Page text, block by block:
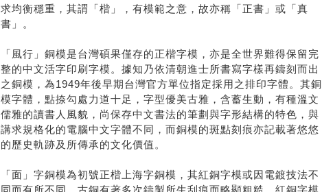
求均衡穩重，其謂「楷」，有模範之意，故亦稱「正書」或「真
書」。
「風行」銅模是台灣碩果僅存的正楷字模，亦是全世界難得保留完
整的中文活字印刷字模。據知乃依清朝進士所書寫字樣再鑄刻而出
之銅模，為1949年後早期台灣官方單位指定採用之排印字體。其銅
模字體，點捺勾處力道十足，字型優美古雅，含蓄生動，有種溫文
儒雅的讀書人風貌，尚保存中文書法的筆劃與字形結構的特色，與
講求規格化的電腦中文字體不同，而銅模的斑點刻痕亦記載著悠悠
的歷史軌跡及所傳承的文化價值。
「面」字銅模為初號正楷上海字銅模，其紅銅字模或因電鍍技法不
同而有所不同，古銅有著多次鑄製所生刮痕而略顯粗糙，紅銅字模